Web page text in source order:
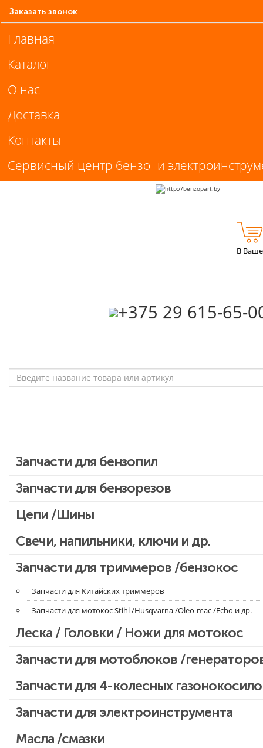
Заказать звонок
Главная
Каталог
О нас
Доставка
Контакты
Сервисный центр бензо- и
‎+375 29 615-65-
В
Запчасти для бензопил
Запчасти для бензопил Stihl
Запчасти для бензопил Oleo-mac, Echo и др.
Запчасти для бензорезов
Цепи /Шины
Свечи, напильники, ключи и др.
Запчасти для триммеров /бензокос
Запчасти для Китайских триммеров
Запчасти для мотокос Stihl /Husqvarna /Oleo-mac /Echo и др.
Леска / Головки / Ножи для мотокос
Запчасти для мотоблоков /
Запчасти для 4-колесных
Запчасти для электроинструмента
Двигатели, редукторы для шуруповертов
Масла /смазки